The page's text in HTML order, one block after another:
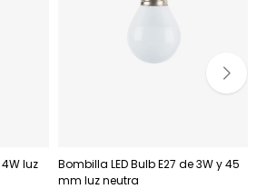
luz
Bombilla LED Bulb E27 de 3W y 45
mm luz neutra